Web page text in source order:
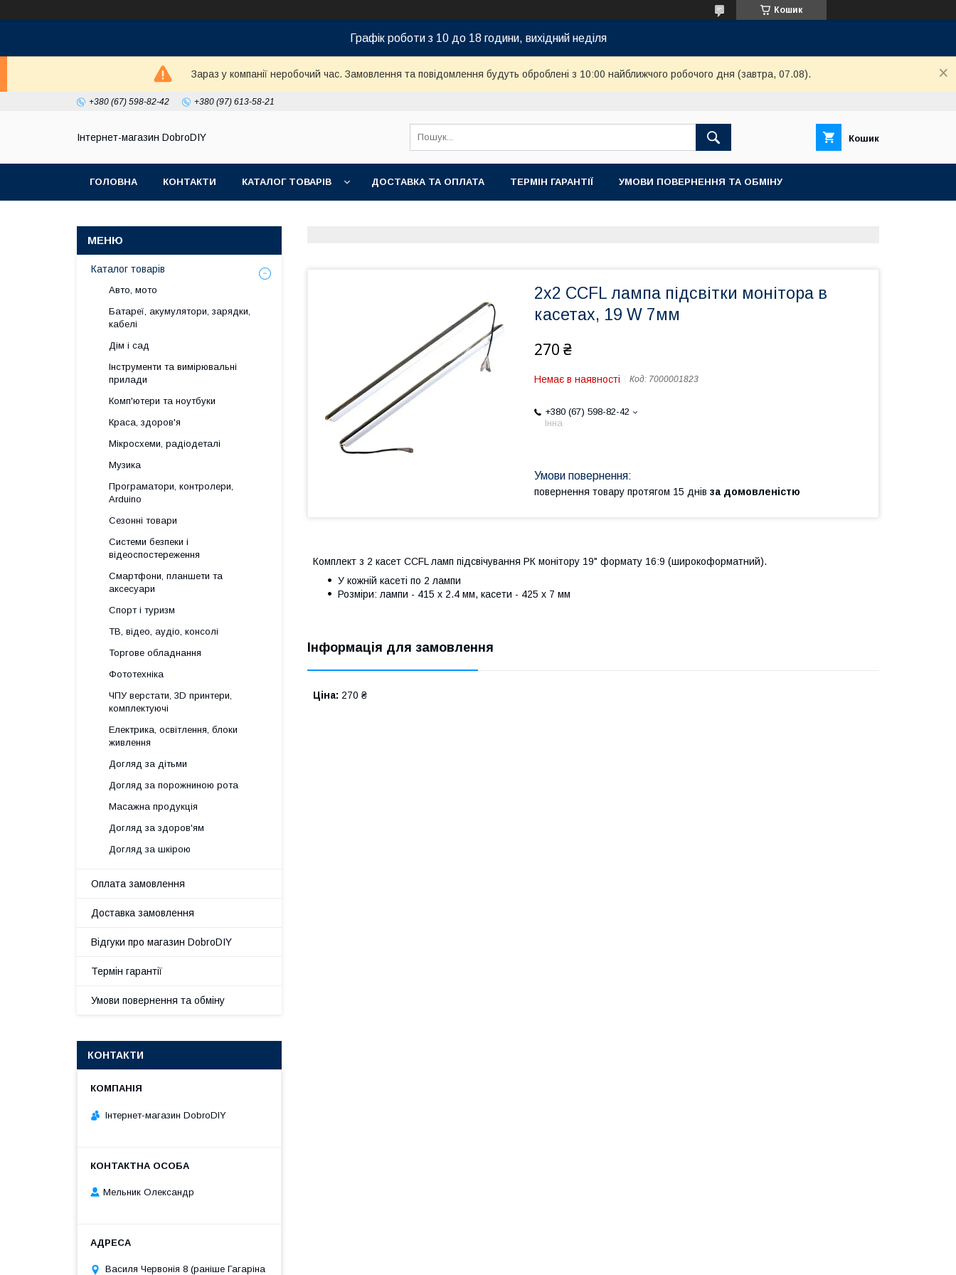
Кошик
Графік роботи з 10 до 18 години, вихідний неділя
Зараз у компанії неробочий час. Замовлення та повідомлення будуть оброблені з 10:00 найближчого робочого дня (завтра, 07.08).
+380 (67) 598-82-42 +380 (97) 613-58-21
Інтернет-магазин DobroDIY Кошик
ГОЛОВНА КОНТАКТИ КАТАЛОГ ТОВАРІВ ДОСТАВКА ТА ОПЛАТА ТЕРМІН ГАРАНТІЇ УМОВИ ПОВЕРНЕННЯ ТА ОБМІНУ
2x2 CCFL лампа підсвітки монітора в
касетах, 19 W 7мм
270 ₴
Немає в наявності Код: 7000001823
+380 (67) 598-82-42
Інна
повернення товару протягом 15 днів за домовленістю
Комплект з 2 касет CCFL ламп підсвічування РК монітору 19" формату 16:9 (широкоформатний).
У кожній касеті по 2 лампи
Розміри: лампи - 415 х 2.4 мм, касети - 425 х 7 мм
Інформація для замовлення
Ціна: 270 ₴
Каталог товарів
Авто, мото
Батареї, акумулятори, зарядки,
кабелі
Дім і сад
Інструменти та вимірювальні
прилади
Комп'ютери та ноутбуки
Краса, здоров'я
Мікросхеми, радіодеталі
Музика
Програматори, контролери,
Arduino
Сезонні товари
Системи безпеки і
відеоспостереження
Смартфони, планшети та
аксесуари
Спорт і туризм
ТВ, відео, аудіо, консолі
Торгове обладнання
Фототехніка
ЧПУ верстати, 3D принтери,
комплектуючі
Електрика, освітлення, блоки
живлення
Догляд за дітьми
Догляд за порожниною рота
Масажна продукція
Догляд за здоров'ям
Догляд за шкірою
Оплата замовлення
Доставка замовлення
Відгуки про магазин DobroDIY
Термін гарантії
Умови повернення та обміну
КОНТАКТИ
Інтернет-магазин DobroDIY
Мельник Олександр
Василя Червонія 8 (раніше Гагаріна